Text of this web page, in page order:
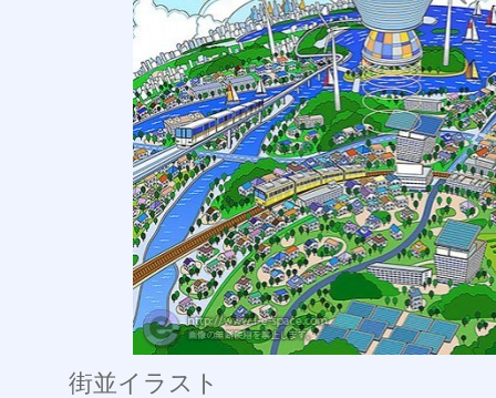
街並イラスト